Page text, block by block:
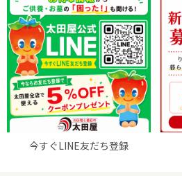
今すぐLINE友だち登録